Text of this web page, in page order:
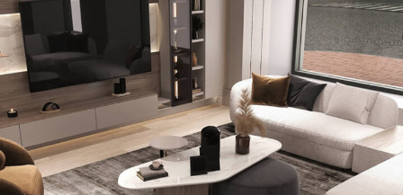
Martoni Koltuk Takımı